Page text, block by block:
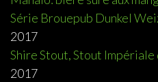
Série Brouepub Dunkel
2017
Shire Stout, Stout Impériale
2017